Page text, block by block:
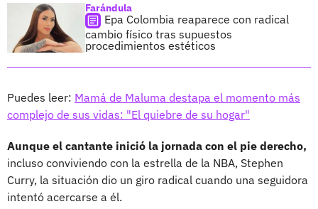
Farándula
Epa Colombia reaparece con radical
cambio físico tras supuestos
procedimientos estéticos
Puedes leer: Mamá de Maluma destapa el momento más
complejo de sus vidas: "El quiebre de su hogar"
Aunque el cantante inició la jornada con el pie derecho,
incluso conviviendo con la estrella de la NBA, Stephen
Curry, la situación dio un giro radical cuando una seguidora
intentó acercarse a él.